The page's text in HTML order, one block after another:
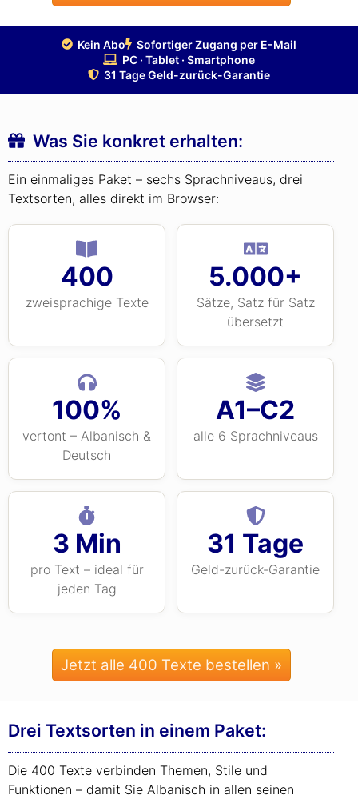
Kein Abo
Sofortiger Zugang per E-Mail
PC · Tablet · Smartphone
31 Tage Geld-zurück-Garantie
Was Sie konkret erhalten:
Ein einmaliges Paket – sechs Sprachniveaus, drei
Textsorten, alles direkt im Browser:
400
zweisprachige Texte
5.000+
Sätze, Satz für Satz
übersetzt
100%
vertont – Albanisch &
Deutsch
A1–C2
alle 6 Sprachniveaus
3 Min
pro Text – ideal für
jeden Tag
31 Tage
Geld-zurück-Garantie
Jetzt alle 400 Texte bestellen »
Drei Textsorten in einem Paket:
Die 400 Texte verbinden Themen, Stile und
Funktionen – damit Sie Albanisch in allen seinen